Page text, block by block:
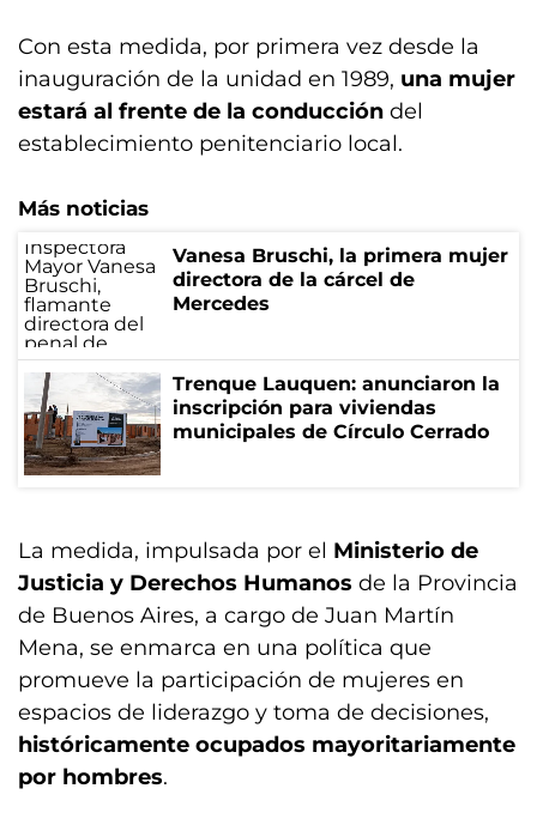
Con esta medida, por primera vez desde la
inauguración de la unidad en 1989, una mujer
estará al frente de la conducción del
establecimiento penitenciario local.
Más noticias
Vanesa Bruschi, la primera mujer
directora de la cárcel de
Mercedes
Trenque Lauquen: anunciaron la
inscripción para viviendas
municipales de Círculo Cerrado
La medida, impulsada por el Ministerio de
Justicia y Derechos Humanos de la Provincia
de Buenos Aires, a cargo de Juan Martín
Mena, se enmarca en una política que
promueve la participación de mujeres en
espacios de liderazgo y toma de decisiones,
históricamente ocupados mayoritariamente
por hombres.